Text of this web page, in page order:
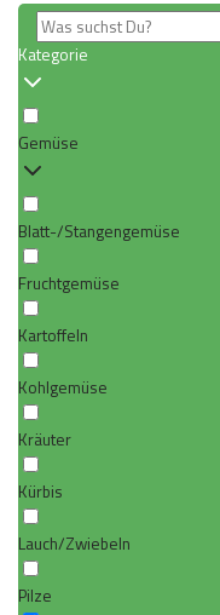
Kategorie
Gemüse
Blatt-/Stangengemüse
Fruchtgemüse
Kartoffeln
Kohlgemüse
Kräuter
Kürbis
Lauch/Zwiebeln
Pilze